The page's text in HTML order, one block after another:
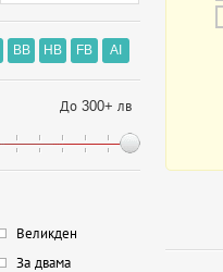
BB HB FB AI
До 300+ лв
Великден
За двама